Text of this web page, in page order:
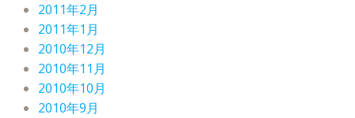
2011年2月
2011年1月
2010年12月
2010年11月
2010年10月
2010年9月